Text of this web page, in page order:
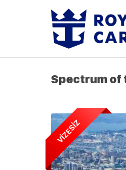
Spectrum of
VİZESİZ